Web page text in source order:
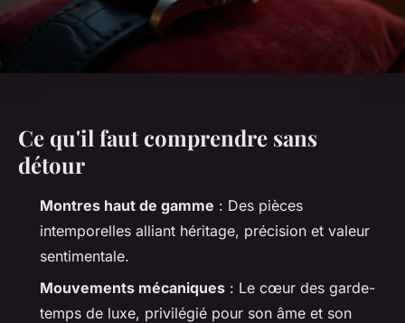
Ce qu'il faut comprendre sans
détour
Montres haut de gamme : Des pièces
intemporelles alliant héritage, précision et valeur
sentimentale.
Mouvements mécaniques : Le cœur des garde-
temps de luxe, privilégié pour son âme et son